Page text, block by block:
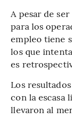
A pesar de
para los
empleo tiene
los que
es
Los
con la escasa
llevaron al